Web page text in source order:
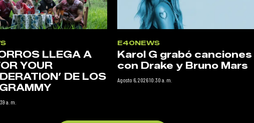
LLEGA A
YOUR
DE LOS
a. m.
E40NEWS
Karol G grabó canciones
con Drake y Bruno Mars
Agosto 6, 2026 10:30 a. m.